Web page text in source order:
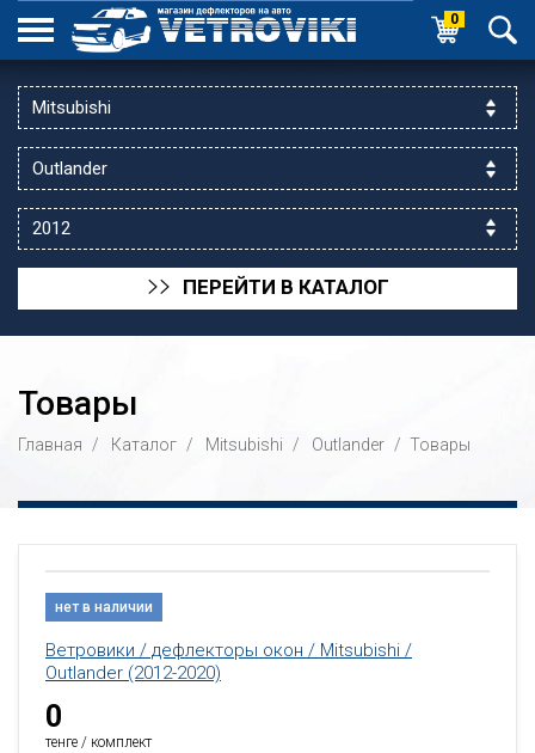
0
>> ПЕРЕЙТИ В КАТАЛОГ
Товары
Главная Каталог Mitsubishi Outlander Товары
нет в наличии
Ветровики / дефлекторы окон / Mitsubishi /
Outlander (2012-2020)
0
тенге / комплект